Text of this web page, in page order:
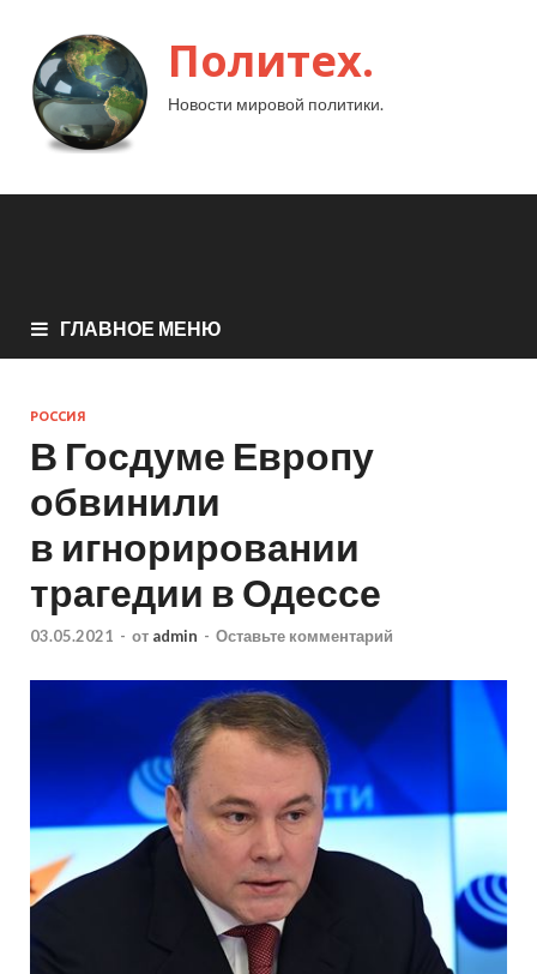
Политех.
Новости мировой политики.
ГЛАВНОЕ МЕНЮ
РОССИЯ
В Госдуме Европу
обвинили
в игнорировании
трагедии в Одессе
03.05.2021 - от admin - Оставьте комментарий